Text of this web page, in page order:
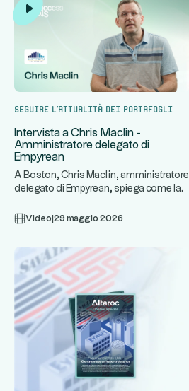
Seguire l'attualità dei portafogli
Intervista a Chris Maclin -
Amministratore delegato di
Empyrean
A Boston, Chris Maclin, amministratore
delegato di Empyrean, spiega come la
Video 29 maggio 2026